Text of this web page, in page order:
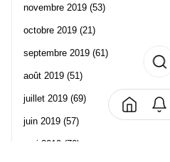
novembre 2019 (53)
octobre 2019 (21)
septembre 2019 (61)
août 2019 (51)
juillet 2019 (69)
juin 2019 (57)
mai 2019 (70)